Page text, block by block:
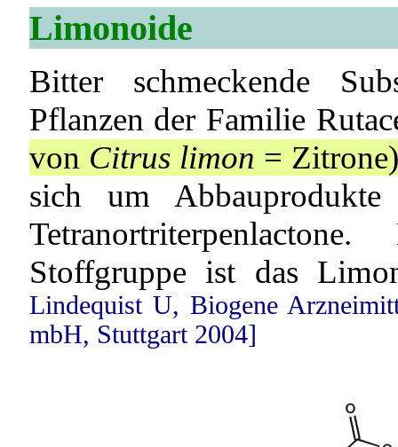
Limonoide
Bitter schmeckende
Pflanzen der Familie
von Citrus limon = Zitrone)
sich um
Stoffgruppe ist das
Lindequist U, Biogene
mbH, Stuttgart 2004]